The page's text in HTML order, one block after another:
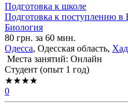
Подготовка к школе
Подготовка к поступлению в
Биология
80 грн. за 60 мин.
Одесса, Одесская область,
Места занятий: Онлайн
Cтудент (опыт 1 год)
★★★★
0